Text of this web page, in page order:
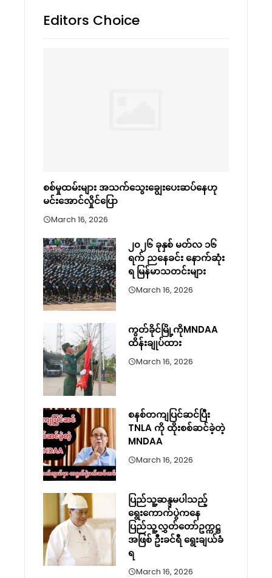
Editors Choice
စစ်မှုထမ်းများ အသက်သွေးချွေးပေးဆပ်နေဟု
မင်းအောင်လှိုင်ပြော
March 16, 2026
၂၀၂၆ ခုနှစ် မတ်လ ၁၆
ရက် ညနေခင်း နောက်ဆုံး
ရ မြန်မာသတင်းများ
March 16, 2026
ကွတ်ခိုင်မြို့ကိုMNDAA
ထိန်းချုပ်ထား
March 16, 2026
စနစ်တကျပြင်ဆင်ပြီး
TNLA ကို ထိုးစစ်ဆင်ခဲ့တဲ့
MNDAA
March 16, 2026
ပြည်သူ့ဆန္ဒမပါသည့်
ရွေးကောက်ပွဲကနေ
ပြည်သူ့လွှတ်တော်ဥက္ကဋ္ဌ
အဖြစ် ဦးခင်ရီ ရွေးချယ်ခံ
ရ
March 16, 2026